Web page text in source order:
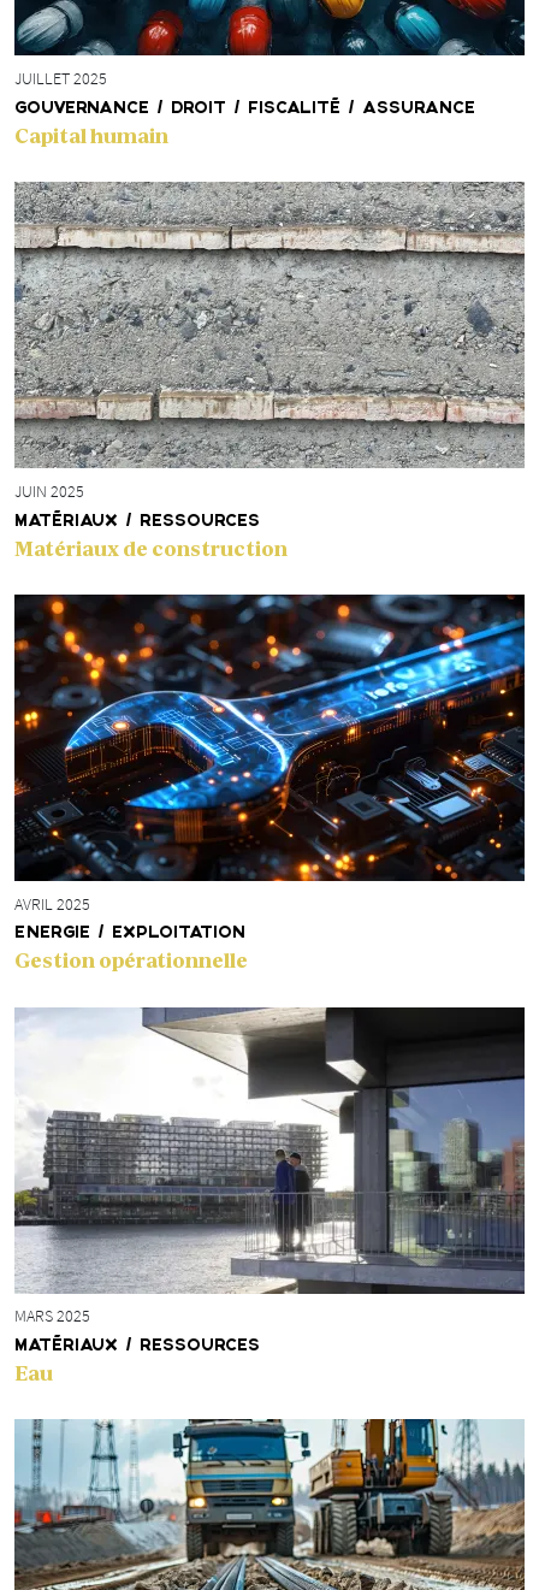
JUILLET 2025
GOUVERNANCE / DROIT / FISCALITÉ / ASSURANCE
Capital humain
JUIN 2025
MATÉRIAUX / RESSOURCES
Matériaux de construction
AVRIL 2025
ENERGIE / EXPLOITATION
Gestion opérationnelle
MARS 2025
MATÉRIAUX / RESSOURCES
Eau